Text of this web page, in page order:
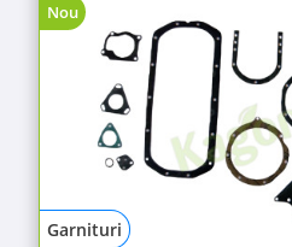
Nou
Garnituri